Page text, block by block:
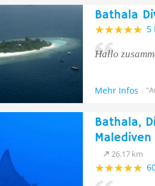
Bathala
5
Hallo
Mehr Infos
Bathala,
Malediven
26.17 km